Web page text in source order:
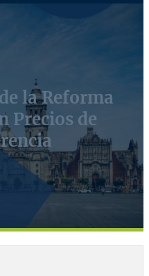
la Reforma
Precios de